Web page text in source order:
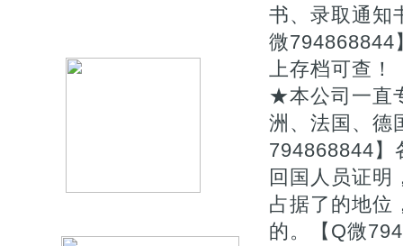
书、录取通知
微794868844
上存档可查！
★本公司一直
洲、法国、德
794868844】
回国人员证明
占据了的地位
的。【Q微